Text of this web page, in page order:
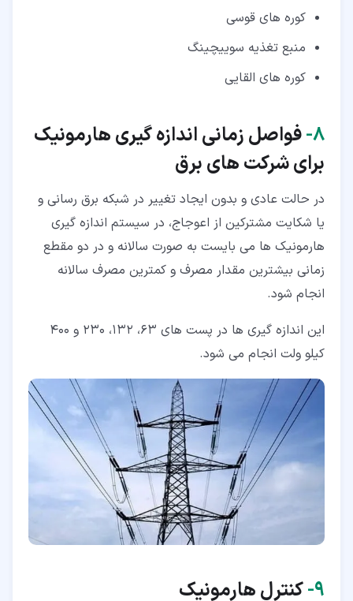
کوره های قوسی
منبع تغذیه سوییچینگ
کوره های القایی
۸‏- فواصل زمانی اندازه گیری هارمونیک
برای شرکت های برق
در حالت عادی و بدون ایجاد تغییر در شبکه برق رسانی و
یا شکایت مشترکین از اعوجاج، در سیستم اندازه گیری
هارمونیک ها می بایست به صورت سالانه و در دو مقطع
زمانی بیشترین مقدار مصرف و کمترین مصرف سالانه
انجام شود.
این اندازه گیری ها در پست های 63، 132، 230 و 400
کیلو ولت انجام می شود.
۹‏- کنترل هارمونیک